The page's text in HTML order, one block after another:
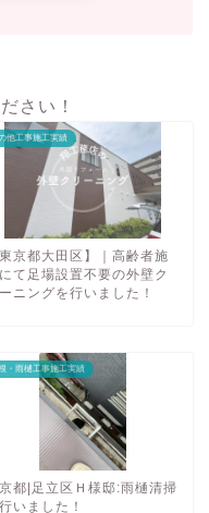
さい！
他工事施工実績
東京都大田区】｜高齢者施
て足場設置不要の外壁ク
ニングを行いました！
・雨樋工事施工実績
都|足立区Ｈ様邸:雨樋清掃
いました！